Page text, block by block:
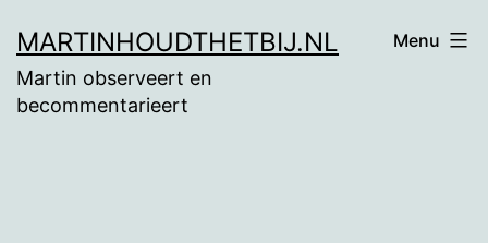
naar
de
MARTINHOUDTHETBIJ.NL
Martin observeert en
becommentarieert
Menu